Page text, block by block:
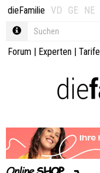
dieFamilie VD GE NE
Forum | Experten | Tarife